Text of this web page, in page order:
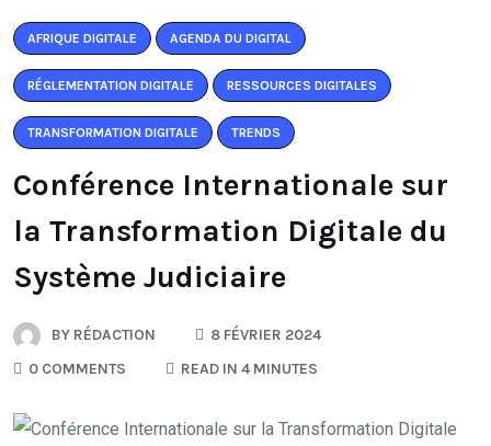
AFRIQUE DIGITALE AGENDA DU DIGITAL
RÉGLEMENTATION DIGITALE RESSOURCES DIGITALES
TRANSFORMATION DIGITALE TRENDS
Conférence Internationale sur
la Transformation Digitale du
Système Judiciaire
BY RÉDACTION
8 FÉVRIER 2024
0 COMMENTS
READ IN 4 MINUTES